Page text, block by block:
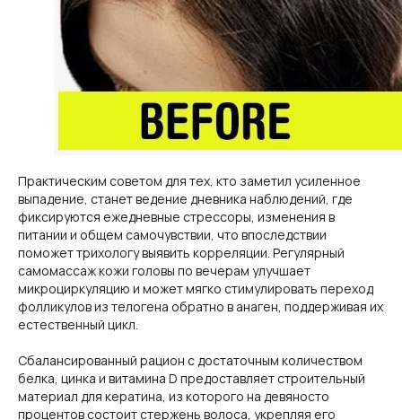
Практическим советом для тех, кто заметил усиленное
выпадение, станет ведение дневника наблюдений, где
фиксируются ежедневные стрессоры, изменения в
питании и общем самочувствии, что впоследствии
поможет трихологу выявить корреляции. Регулярный
самомассаж кожи головы по вечерам улучшает
микроциркуляцию и может мягко стимулировать переход
фолликулов из телогена обратно в анаген, поддерживая их
естественный цикл.
Сбалансированный рацион с достаточным количеством
белка, цинка и витамина D предоставляет строительный
материал для кератина, из которого на девяносто
процентов состоит стержень волоса, укрепляя его